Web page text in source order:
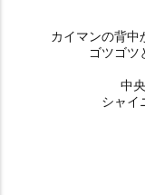
カイマンの背中
ゴツゴツ
中
シャイ